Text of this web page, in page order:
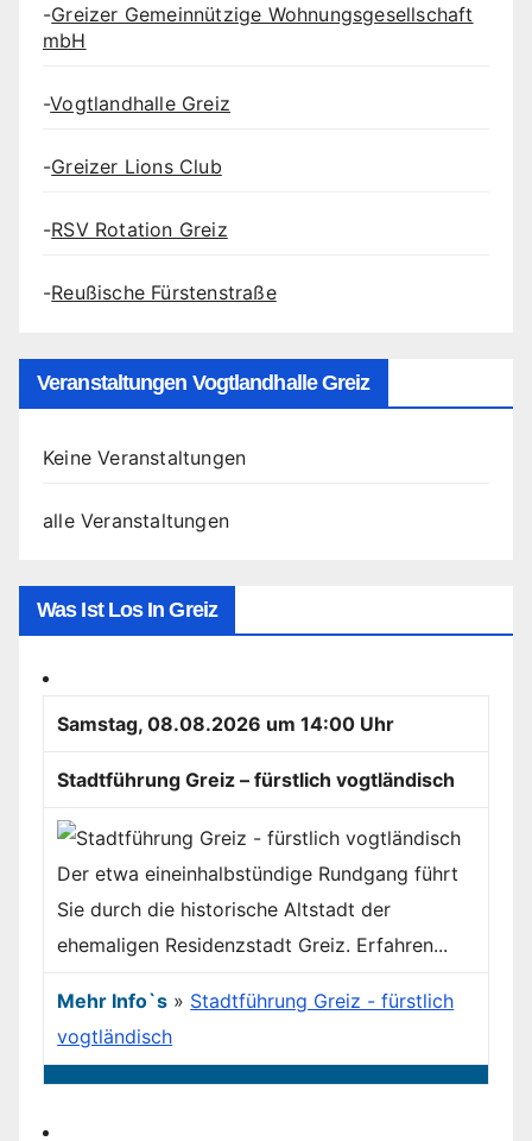
-Greizer Gemeinnützige Wohnungsgesellschaft
mbH
-Vogtlandhalle Greiz
-Greizer Lions Club
-RSV Rotation Greiz
-Reußische Fürstenstraße
Veranstaltungen Vogtlandhalle Greiz
Keine Veranstaltungen
alle Veranstaltungen
Was Ist Los In Greiz
Samstag, 08.08.2026 um 14:00 Uhr
Stadtführung Greiz – fürstlich vogtländisch
Der etwa eineinhalbstündige Rundgang führt
Sie durch die historische Altstadt der
ehemaligen Residenzstadt Greiz. Erfahren...
Mehr Info`s » Stadtführung Greiz - fürstlich
vogtländisch